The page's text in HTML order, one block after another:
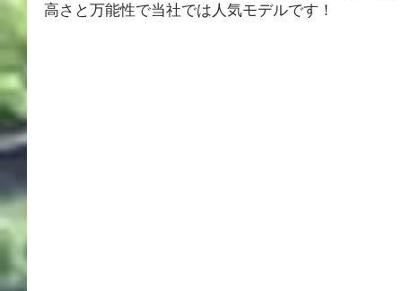
高さと万能性で当社では人気モデルです！